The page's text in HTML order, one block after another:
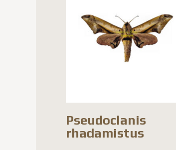
Pseudoclanis
rhadamistus